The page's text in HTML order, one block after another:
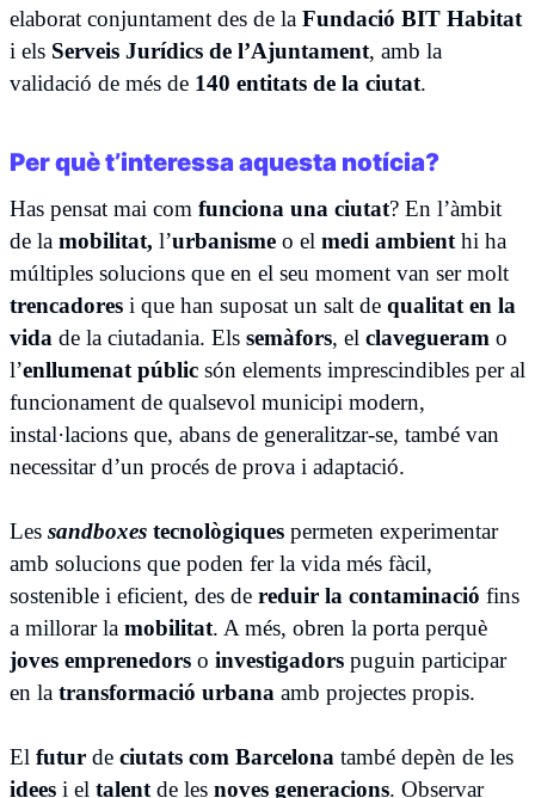
elaborat conjuntament des de la Fundació BIT Habitat
i els Serveis Jurídics de l’Ajuntament, amb la
validació de més de 140 entitats de la ciutat.
Per què t’interessa aquesta notícia?
Has pensat mai com funciona una ciutat? En l’àmbit
de la mobilitat, l’urbanisme o el medi ambient hi ha
múltiples solucions que en el seu moment van ser molt
trencadores i que han suposat un salt de qualitat en la
vida de la ciutadania. Els semàfors, el clavegueram o
l’enllumenat públic són elements imprescindibles per al
funcionament de qualsevol municipi modern,
instal·lacions que, abans de generalitzar-se, també van
necessitar d’un procés de prova i adaptació.
Les sandboxes tecnològiques permeten experimentar
amb solucions que poden fer la vida més fàcil,
sostenible i eficient, des de reduir la contaminació fins
a millorar la mobilitat. A més, obren la porta perquè
joves emprenedors o investigadors puguin participar
en la transformació urbana amb projectes propis.
El futur de ciutats com Barcelona també depèn de les
idees i el talent de les noves generacions. Observar